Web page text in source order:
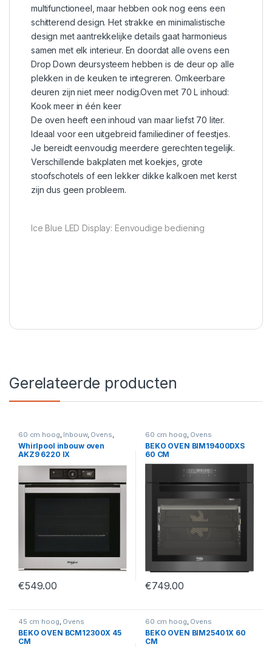
multifunctioneel, maar hebben ook nog eens een
schitterend design. Het strakke en minimalistische
design met aantrekkelijke details gaat harmonieus
samen met elk interieur. En doordat alle ovens een
Drop Down deursysteem hebben is de deur op alle
plekken in de keuken te integreren. Omkeerbare
deuren zijn niet meer nodig.Oven met 70 L inhoud:
Kook meer in één keer
De oven heeft een inhoud van maar liefst 70 liter.
Ideaal voor een uitgebreid familiediner of feestjes.
Je bereidt eenvoudig meerdere gerechten tegelijk.
Verschillende bakplaten met koekjes, grote
stoofschotels of een lekker dikke kalkoen met kerst
zijn dus geen probleem.
Ice Blue LED Display: Eenvoudige bediening
Gerelateerde producten
60 cm hoog Inbouw, Ovens
Ovens
Whirlpool inbouw oven
AKZ9 6220 IX
€549.00
60 cm hoog Ovens
BEKO OVEN BIM19400DXS
60 CM
€749.00
45 cm hoog, Ovens
BEKO OVEN BCM12300X 45
CM
60 cm hoog, Ovens
BEKO OVEN BIM25401X 60
CM